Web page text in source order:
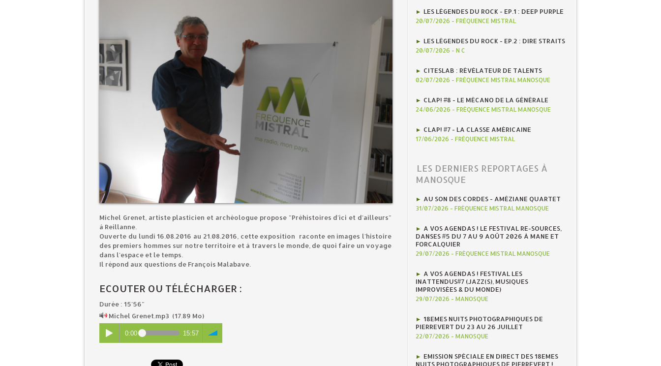
Michel Grenet, artiste plasticien et archéologue propose "Préhistoires d'ici et d'ailleurs"
à Reillanne.
Ouverte du lundi 16.08.2016 au 21.08.2016, cette exposition raconte en images l'histoire
des premiers hommes sur notre territoire et à travers le monde, de quoi faire un voyage
dans l'espace et le temps.
Il répond aux questions de François Malabave.
ECOUTER OU TÉLÉCHARGER :
Durée : 15'56"
Michel Grenet.mp3 (17.89 Mo)
0:00 15:57
LES LÉGENDES DU ROCK - EP.1 : DEEP PURPLE
20/07/2026 - FRÉQUENCE MISTRAL
LES LÉGENDES DU ROCK - EP.2 : DIRE STRAITS
20/07/2026 - N C
CITESLAB : RÉVÉLATEUR DE TALENTS
02/07/2026 - FRÉQUENCE MISTRAL MANOSQUE
CLAP! #8 - LE MÉCANO DE LA GÉNÉRALE
24/06/2026 - FRÉQUENCE MISTRAL MANOSQUE
CLAP! #7 - LA CLASSE AMÉRICAINE
17/06/2026 - FRÉQUENCE MISTRAL
LES DERNIERS REPORTAGES À
MANOSQUE
AU SON DES CORDES - AMÉZIANE QUARTET
31/07/2026 - FRÉQUENCE MISTRAL MANOSQUE
A VOS AGENDAS ! LE FESTIVAL RE-SOURCES,
DANSES #5 DU 7 AU 9 AOÛT 2026 À MANE ET
FORCALQUIER
29/07/2026 - FRÉQUENCE MISTRAL MANOSQUE
A VOS AGENDAS ! FESTIVAL LES
INATTENDUS#7 (JAZZ(S), MUSIQUES
IMPROVISÉES & DU MONDE)
29/07/2026 - MANOSQUE
18EMES NUITS PHOTOGRAPHIQUES DE
PIERREVERT DU 23 AU 26 JUILLET
22/07/2026 - MANOSQUE
EMISSION SPÉCIALE EN DIRECT DES 18EMES
NUITS PHOTOGRAPHIQUES DE PIERREVERT !